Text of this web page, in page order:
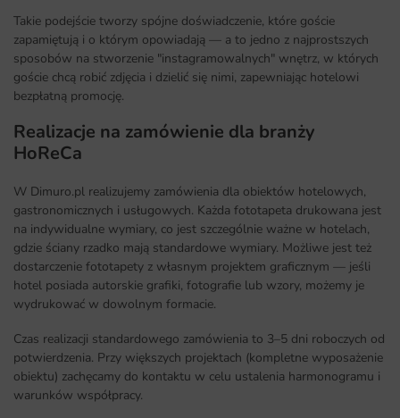
Takie podejście tworzy spójne doświadczenie, które goście
zapamiętują i o którym opowiadają — a to jedno z najprostszych
sposobów na stworzenie "instagramowalnych" wnętrz, w których
goście chcą robić zdjęcia i dzielić się nimi, zapewniając hotelowi
bezpłatną promocję.
Realizacje na zamówienie dla branży
HoReCa
W Dimuro.pl realizujemy zamówienia dla obiektów hotelowych,
gastronomicznych i usługowych. Każda fototapeta drukowana jest
na indywidualne wymiary, co jest szczególnie ważne w hotelach,
gdzie ściany rzadko mają standardowe wymiary. Możliwe jest też
dostarczenie fototapety z własnym projektem graficznym — jeśli
hotel posiada autorskie grafiki, fotografie lub wzory, możemy je
wydrukować w dowolnym formacie.
Czas realizacji standardowego zamówienia to 3–5 dni roboczych od
potwierdzenia. Przy większych projektach (kompletne wyposażenie
obiektu) zachęcamy do kontaktu w celu ustalenia harmonogramu i
warunków współpracy.